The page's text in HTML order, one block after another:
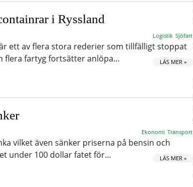
i Ryssland
Logistik Sjöfart
ett av flera stora rederier som tillfälligt stoppat
flera fartyg fortsätter anlöpa…
LÄS MER »
Ekonomi Transport
vilket även sänker priserna på bensin och
under 100 dollar fatet för…
LÄS MER »